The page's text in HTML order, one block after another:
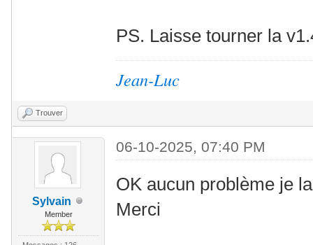
PS. Laisse tourner la
Jean-Luc
Trouver
Sylvain
Member
06-10-2025, 07:40 PM
OK aucun problème je
Merci